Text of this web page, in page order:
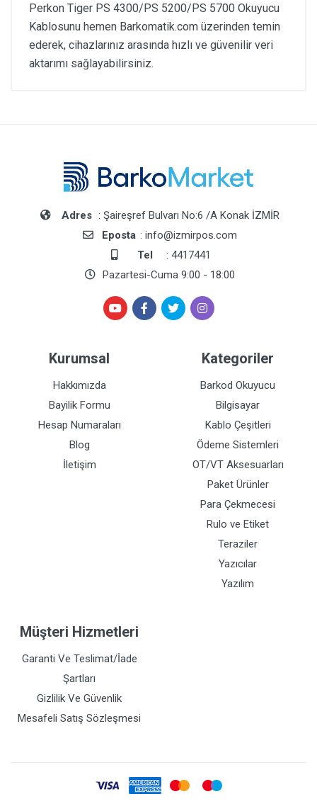
Perkon Tiger PS 4300/PS 5200/PS 5700 Okuyucu
Kablosunu hemen Barkomatik.com üzerinden temin
ederek, cihazlarınız arasında hızlı ve güvenilir veri
aktarımı sağlayabilirsiniz.
Adres : Şaireşref Bulvarı No:6 /A Konak İZMİR
Eposta : info@izmirpos.com
Tel
: 4417441
Pazartesi-Cuma 9:00 - 18:00
Kurumsal
Hakkımızda
Bayilik Formu
Hesap Numaraları
Blog
İletişim
Kategoriler
Barkod Okuyucu
Bilgisayar
Kablo Çeşitleri
Ödeme Sistemleri
OT/VT Aksesuarları
Paket Ürünler
Para Çekmecesi
Rulo ve Etiket
Teraziler
Yazıcılar
Yazılım
Müşteri Hizmetleri
Garanti Ve Teslimat/İade
Şartları
Gizlilik Ve Güvenlik
Mesafeli Satış Sözleşmesi